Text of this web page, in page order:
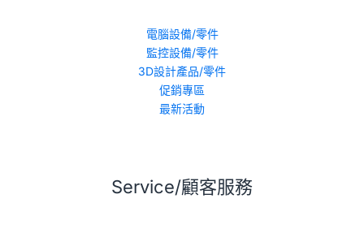
電腦設備/零件
監控設備/零件
3D設計產品/零件
促銷專區
最新活動
Service/顧客服務